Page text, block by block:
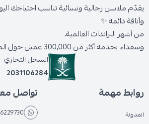
يقدّم ملابس رجالية ونسائية تناسب احتياجك
وأناقة دائمة ✨
من أشهر البراندات العالمية،
وسعداء بخدمة أكثر من 300,000 عميل حول المملكة.
السجل التجاري
2031106284
روابط مهمة
المدونة
تواصل